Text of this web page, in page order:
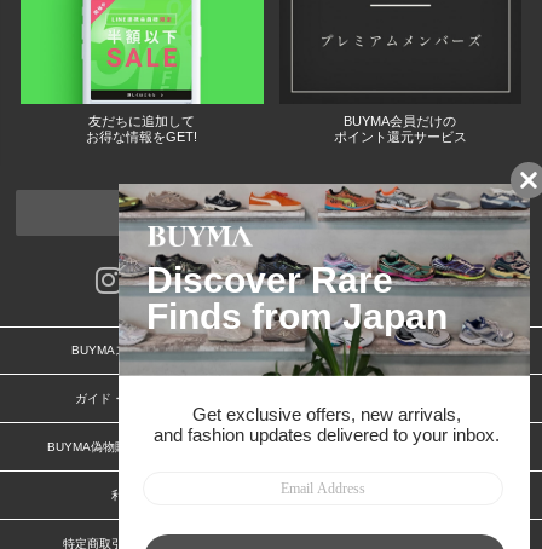
友だちに追加して
お得な情報をGET!
BUYMA会員だけの
ポイント還元サービス
ページトップへ
BUYMAスタートガイド 安心への取り組み
ガイド・お問い合わせ
BUYMA偽物販売防止の取り組み BUYMA CARD
利用規約
特定商取引法に関する表記